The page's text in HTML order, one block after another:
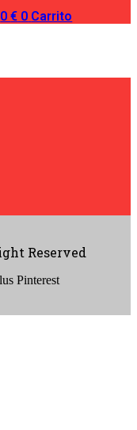
0€ 0 Carrito
Reserved
Pinterest